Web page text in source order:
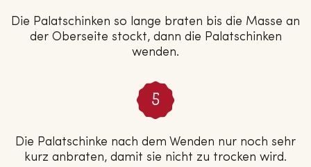
Die Palatschinken so lange braten bis die Masse an
der Oberseite stockt, dann die Palatschinken
wenden.
Die Palatschinke nach dem Wenden nur noch sehr
kurz anbraten, damit sie nicht zu trocken wird.